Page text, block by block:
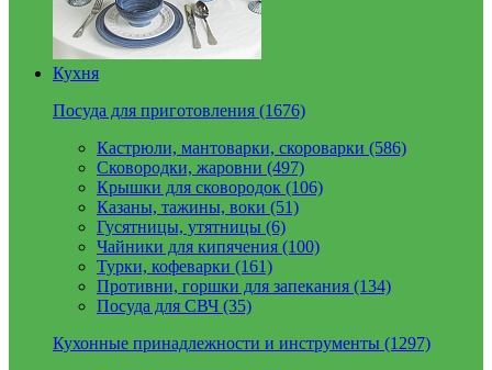
Кухня
Посуда для приготовления (1676)
Кастрюли, мантоварки, скороварки (586)
Сковородки, жаровни (497)
Крышки для сковородок (106)
Казаны, тажины, воки (51)
Гусятницы, утятницы (6)
Чайники для кипячения (100)
Турки, кофеварки (161)
Противни, горшки для запекания (134)
Посуда для СВЧ (35)
Кухонные принадлежности и инструменты (1297)